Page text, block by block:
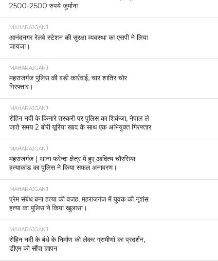
2500-2500 रुपये जुर्माना
MAHARAJGANJ
आनंदनगर रेलवे स्टेशन की सुरक्षा व्यवस्था का एसपी ने लिया
जायजा।
MAHARAJGANJ
महराजगंज पुलिस की बड़ी कार्रवाई, चार शातिर चोर
गिरफ्तार।
MAHARAJGANJ
रोहिन नदी के किनारे तस्करी पर पुलिस का शिकंजा, नेपाल ले
जाते समय 2 बोरी यूरिया खाद के साथ एक अभियुक्त गिरफ्तार
MAHARAJGANJ
महराजगंज | थाना फरेन्दा क्षेत्र में हुए आदित्य चौरसिया
हत्याकांड का पुलिस ने किया सफल अनावरण।
MAHARAJGANJ
प्रेम संबंध बना हत्या की वजह, महराजगंज में युवक की नृशंस
हत्या का पुलिस ने किया खुलासा।
MAHARAJGANJ
रोहिन नदी के बंधे के निर्माण को लेकर ग्रामीणों का प्रदर्शन,
डीएम को सौंपा ज्ञापन